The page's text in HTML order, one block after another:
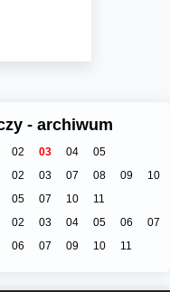
- archiwum
02 03 04
05
02 03 07 08 09
10
05 07 10
11
02 03 04 05 06
07
06 07 09 10 11